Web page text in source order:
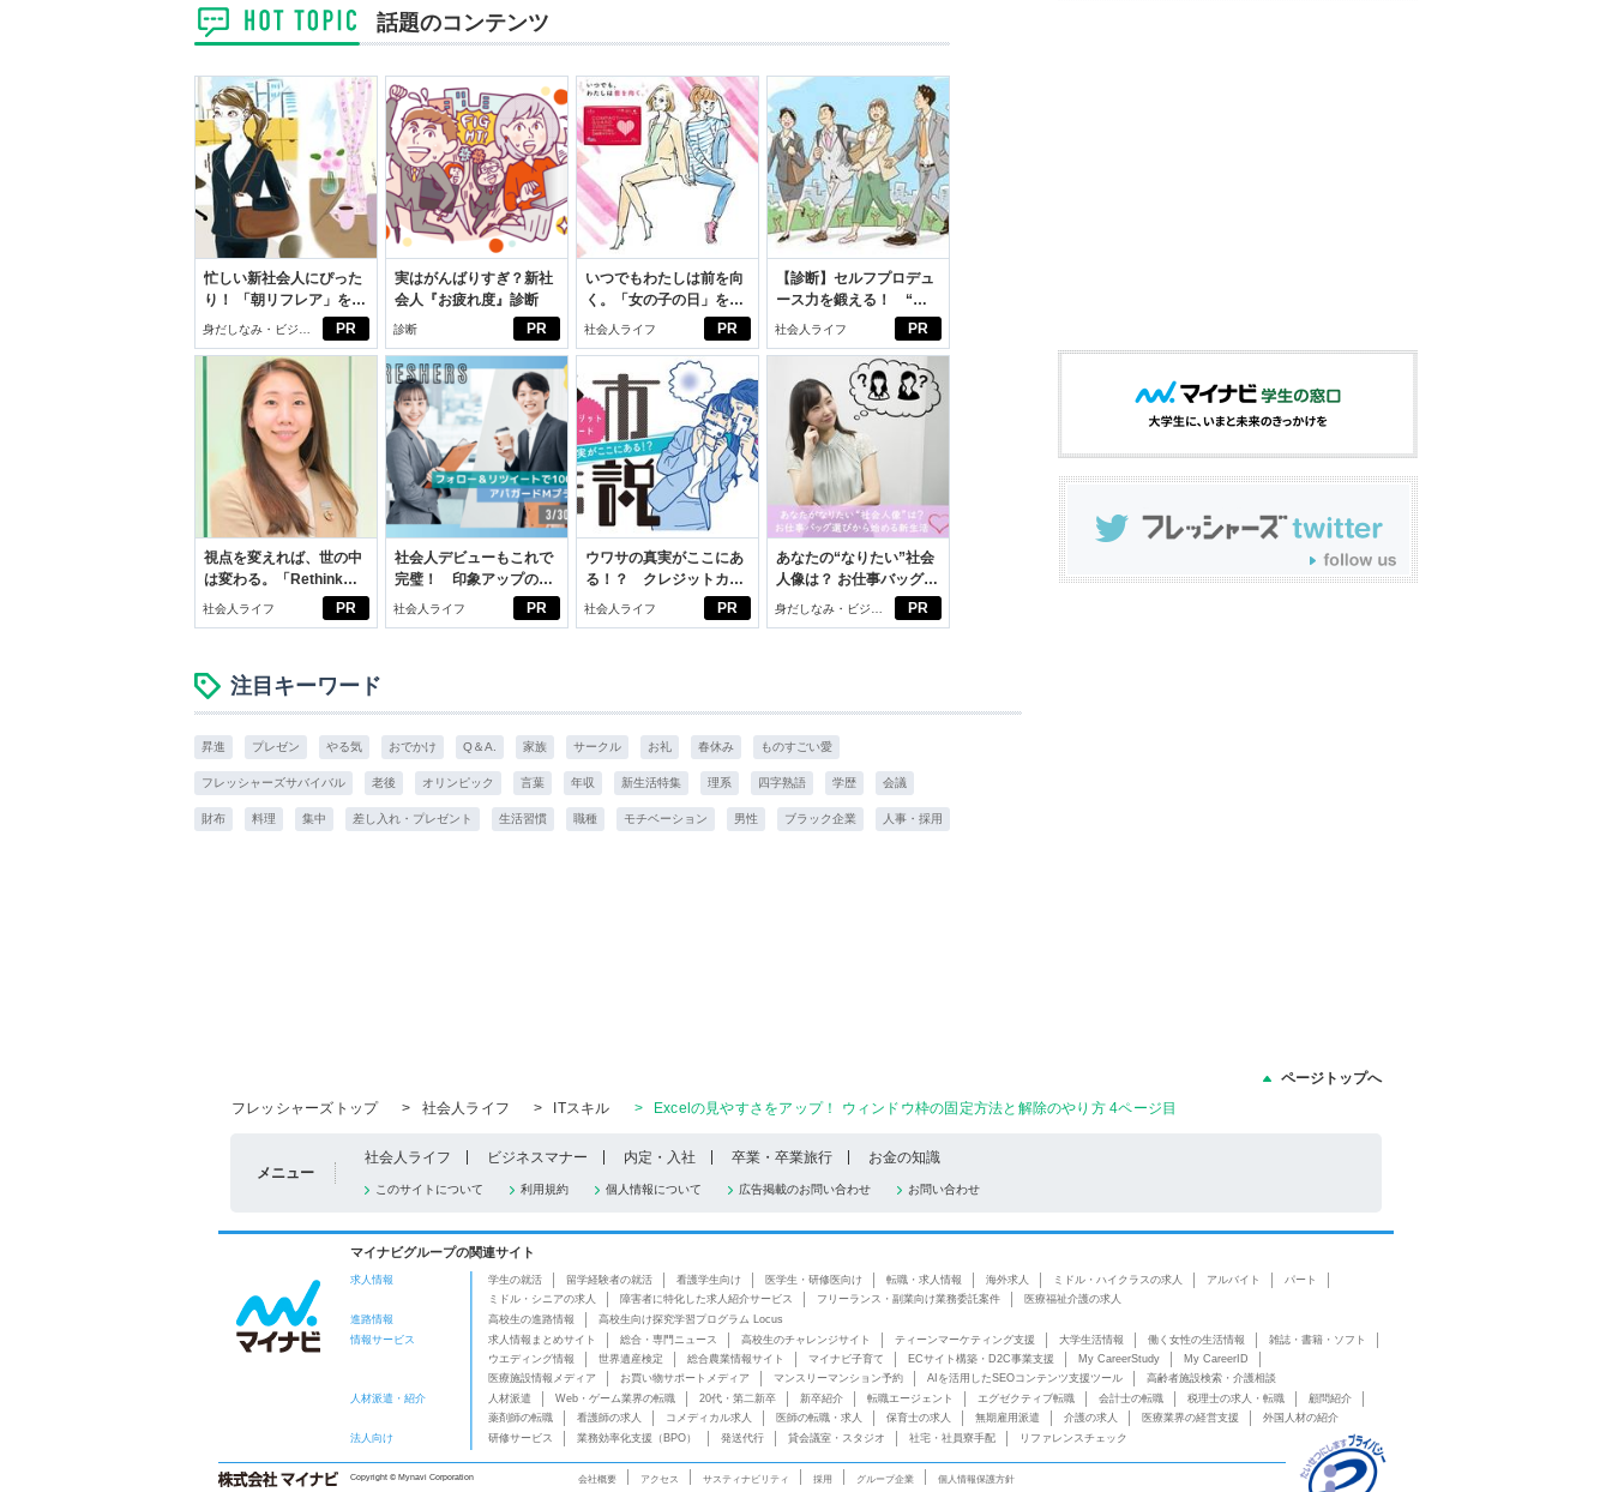
話題のコンテンツ
PR
忙しい新社会人にぴった
り！ 「朝リフレア」をは
じめよう。しっかりニオ
イケアして24時間快適。
身だしなみ・ビジネ
スアイテム
PR
実はがんばりすぎ？新社
会人『お疲れ度』診断
診断 PR
いつでもわたしは前を向
く。「女の子の日」を前
向きに♪社会人エリ・大
社会人ライフ PR
【診断】セルフプロデュ
ース力を鍛える！ “ジ
ブン観”診断
社会人ライフ
PR
視点を変えれば、世の中
は変わる。「Rethink
PROJECT」がつたえた
社会人ライフ PR
社会人デビューもこれで
完璧！ 印象アップのセ
ルフプロデュース術
社会人ライフ PR
ウワサの真実がここにあ
る！？ クレジットカー
ドの都市伝説
社会人ライフ PR
あなたの“なりたい”社会
人像は？ お仕事バッグ選
びから始める新生活
身だしなみ・ビジネ
スアイテム
注目キーワード
昇進 プレゼン やる気 おでかけ Q＆A. 家族 サークル お礼 春休み ものすごい愛
フレッシャーズサバイバル 老後 オリンピック 言葉 年収 新生活特集 理系 四字熟語 学歴 会議
財布 料理 集中 差し入れ・プレゼント 生活習慣 職種 モチベーション 男性 ブラック企業 人事・採用
ページトップへ
フレッシャーズトップ
> 社会人ライフ > ITスキル > Excelの見やすさをアップ！ ウィンドウ枠の固定方法と解除のやり方 4ページ目
メニュー
社会人ライフ ビジネスマナー 内定・入社 卒業・卒業旅行 お金の知識
このサイトについて 利用規約 個人情報について 広告掲載のお問い合わせ お問い合わせ
マイナビグループの関連サイト
求人情報 学生の就活 留学経験者の就活 看護学生向け 医学生・研修医向け 転職・求人情報 海外求人 ミドル・ハイクラスの求人 アルバイト
パート
ミドル・シニアの求人
障害者に特化した求人紹介サービス フリーランス・副業向け業務委託案件
医療福祉介護の求人
進路情報
高校生の進路情報
高校生向け探究学習プログラム Locus
情報サービス
求人情報まとめサイト 総合・専門ニュース 高校生のチャレンジサイト ティーンマーケティング支援 大学生活情報 働く女性の生活情報
雑誌・書籍・ソフト
ウエディング情報
世界遺産検定 総合農業情報サイト マイナビ子育て ECサイト構築・D2C事業支援 My CareerStudy
My CareerID
医療施設情報メディア
お買い物サポートメディア マンスリーマンション予約 AIを活用したSEOコンテンツ支援ツール
高齢者施設検索・介護相談
人材派遣・紹介
人材派遣 Web・ゲーム業界の転職 20代・第二新卒 新卒紹介 転職エージェント エグゼクティブ転職 会計士の転職 税理士の求人・転職
顧問紹介
薬剤師の転職
看護師の求人 コメディカル求人 医師の転職・求人 保育士の求人 無期雇用派遣 介護の求人 医療業界の経営支援
外国人材の紹介
法人向け
研修サービス 業務効率化支援（BPO） 発送代行 貸会議室・スタジオ 社宅・社員寮手配 リファレンスチェック
Copyright © Mynavi Corporation 会社概要 アクセス サスティナビリティ 採用 グループ企業 個人情報保護方針